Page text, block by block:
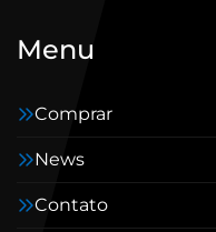
Menu
Comprar
News
Contato